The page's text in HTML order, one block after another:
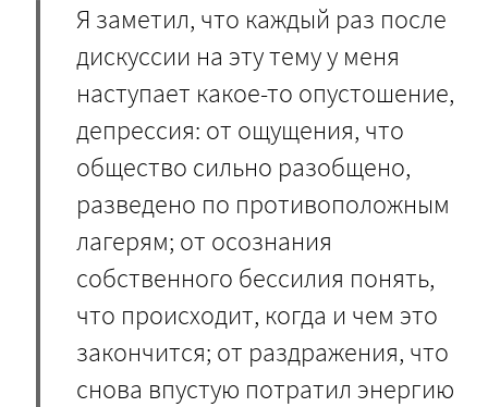
Я заметил, что каждый раз после
дискуссии на эту тему у меня
наступает какое-то опустошение,
депрессия: от ощущения, что
общество сильно разобщено,
разведено по противоположным
лагерям; от осознания
собственного бессилия понять,
что происходит, когда и чем это
закончится; от раздражения, что
снова впустую потратил энергию